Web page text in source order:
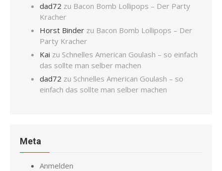
dad72 zu Bacon Bomb Lollipops – Der Party
Kracher
Horst Binder zu Bacon Bomb Lollipops – Der
Party Kracher
Kai zu Schnelles American Goulash – so einfach
das sollte man selber machen
dad72 zu Schnelles American Goulash – so
einfach das sollte man selber machen
Meta
Anmelden